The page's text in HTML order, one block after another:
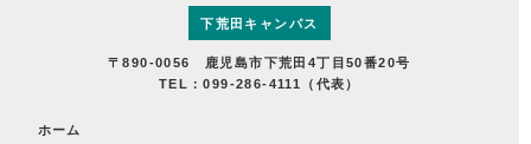
下荒田キャンパス
〒890-0056 鹿児島市下荒田4丁目50番20号
TEL：099-286-4111（代表）
ホーム